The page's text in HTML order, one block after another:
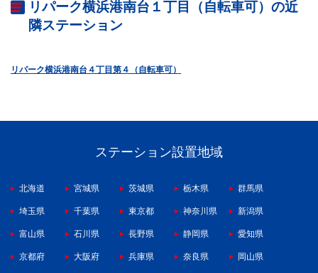
リパーク横浜港南台１丁目（自転車可）の近
隣ステーション
リパーク横浜港南台４丁目第４（自転車可）
ステーション設置地域
北海道 宮城県 茨城県 栃木県 群馬県
埼玉県 千葉県 東京都 神奈川県 新潟県
富山県 石川県 長野県 静岡県 愛知県
京都府 大阪府 兵庫県 奈良県 岡山県